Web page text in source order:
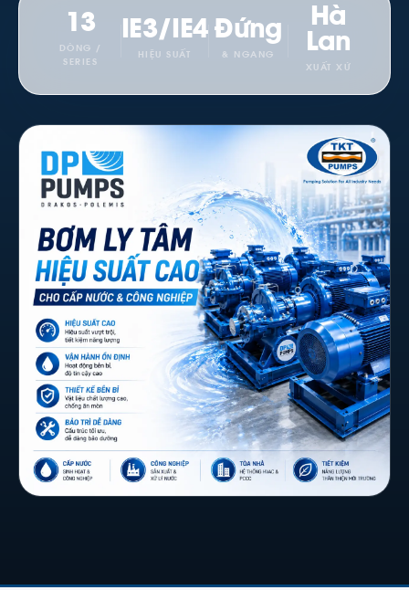
13
DÒNG /
SERIES
IE3/IE4
HIỆU SUẤT
Đứng
& NGANG
Hà
Lan
XUẤT XỨ